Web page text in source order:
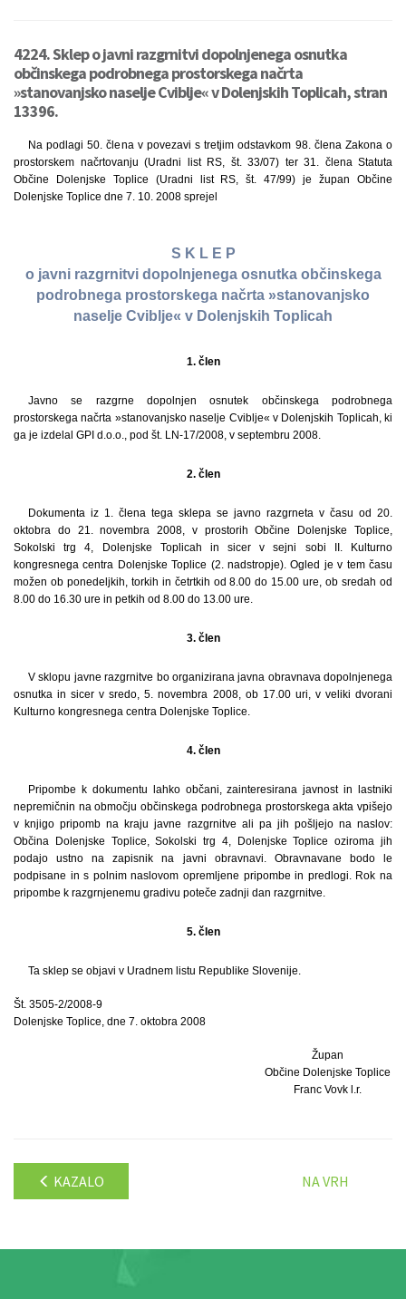
4224. Sklep o javni razgrnitvi dopolnjenega osnutka
občinskega podrobnega prostorskega načrta
»stanovanjsko naselje Cviblje« v Dolenjskih Toplicah, stran
13396.
Na podlagi 50. člena v povezavi s tretjim odstavkom 98. člena Zakona o
prostorskem načrtovanju (Uradni list RS, št. 33/07) ter 31. člena Statuta
Občine Dolenjske Toplice (Uradni list RS, št. 47/99) je župan Občine
Dolenjske Toplice dne 7. 10. 2008 sprejel
S K L E P
o javni razgrnitvi dopolnjenega osnutka občinskega
podrobnega prostorskega načrta »stanovanjsko
naselje Cviblje« v Dolenjskih Toplicah
1. člen
Javno se razgrne dopolnjen osnutek občinskega podrobnega
prostorskega načrta »stanovanjsko naselje Cviblje« v Dolenjskih Toplicah, ki
ga je izdelal GPI d.o.o., pod št. LN-17/2008, v septembru 2008.
2. člen
Dokumenta iz 1. člena tega sklepa se javno razgrneta v času od 20.
oktobra do 21. novembra 2008, v prostorih Občine Dolenjske Toplice,
Sokolski trg 4, Dolenjske Toplicah in sicer v sejni sobi II. Kulturno
kongresnega centra Dolenjske Toplice (2. nadstropje). Ogled je v tem času
možen ob ponedeljkih, torkih in četrtkih od 8.00 do 15.00 ure, ob sredah od
8.00 do 16.30 ure in petkih od 8.00 do 13.00 ure.
3. člen
V sklopu javne razgrnitve bo organizirana javna obravnava dopolnjenega
osnutka in sicer v sredo, 5. novembra 2008, ob 17.00 uri, v veliki dvorani
Kulturno kongresnega centra Dolenjske Toplice.
4. člen
Pripombe k dokumentu lahko občani, zainteresirana javnost in lastniki
nepremičnin na območju občinskega podrobnega prostorskega akta vpišejo
v knjigo pripomb na kraju javne razgrnitve ali pa jih pošljejo na naslov:
Občina Dolenjske Toplice, Sokolski trg 4, Dolenjske Toplice oziroma jih
podajo ustno na zapisnik na javni obravnavi. Obravnavane bodo le
podpisane in s polnim naslovom opremljene pripombe in predlogi. Rok na
pripombe k razgrnjenemu gradivu poteče zadnji dan razgrnitve.
5. člen
Ta sklep se objavi v Uradnem listu Republike Slovenije.
Št. 3505-2/2008-9
Dolenjske Toplice, dne 7. oktobra 2008
Župan
Občine Dolenjske Toplice
Franc Vovk l.r.
KAZALO NA VRH